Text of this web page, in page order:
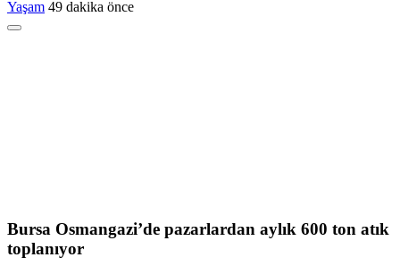
Yaşam 49 dakika önce
Bursa Osmangazi’de pazarlardan aylık 600 ton atık
toplanıyor